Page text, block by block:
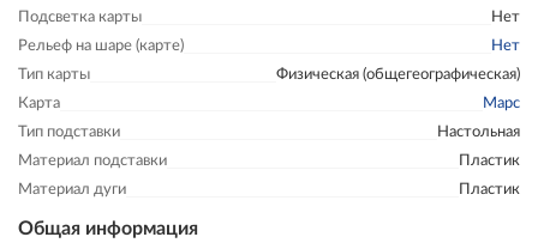
Подсветка карты
Нет
Рельеф на шаре (карте)
Нет
Тип карты
Физическая (общегеографическая)
Карта
Марс
Тип подставки
Настольная
Материал подставки
Пластик
Материал дуги
Пластик
Общая информация